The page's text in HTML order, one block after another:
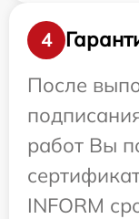
4
После
работ Вы
INFORM